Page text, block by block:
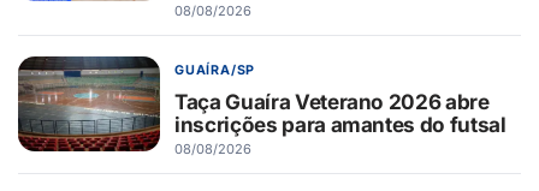
08/08/2026
GUAÍRA/SP
Taça Guaíra Veterano 2026 abre
inscrições para amantes do futsal
08/08/2026